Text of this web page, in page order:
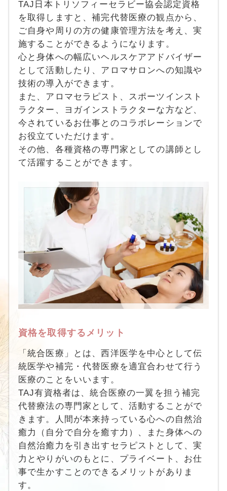
TAJ日本トリソフィーセラビー協会認定資格
を取得しますと、補完代替医療の観点から、
ご自身や周りの方の健康管理方法を考え、実
施することができるようになります。
心と身体への幅広いヘルスケアアドバイザー
として活動したり、アロマサロンへの知識や
技術の導入ができます。
また、アロマセラピスト、スポーツインスト
ラクター、ヨガインストラクターな方など、
今されているお仕事とのコラボレーションで
お役立ていただけます。
その他、各種資格の専門家としての講師とし
て活躍することができます。
資格を取得するメリット
「統合医療」とは、西洋医学を中心として伝
統医学や補完・代替医療を適宜合わせて行う
医療のことをいいます。
TAJ有資格者は、統合医療の一翼を担う補完
代替療法の専門家として、活動することがで
きます。人間が本来持っている心への自然治
癒力（自分で自分を癒す力）、また身体への
自然治癒力を引き出すセラピストとして、実
力とやりがいのもとに、プライベート、お仕
事で生かすことのできるメリットがありま
す。